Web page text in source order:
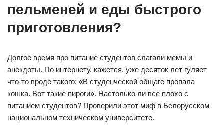
пельменей и еды быстрого
приготовления?
Долгое время про питание студентов слагали мемы и
анекдоты. По интернету, кажется, уже десяток лет гуляет
что-то вроде такого: «В студенческой общаге пропала
кошка. Вот такие пироги». Настолько ли все плохо с
питанием студентов? Проверили этот миф в Белорусском
национальном техническом университете.